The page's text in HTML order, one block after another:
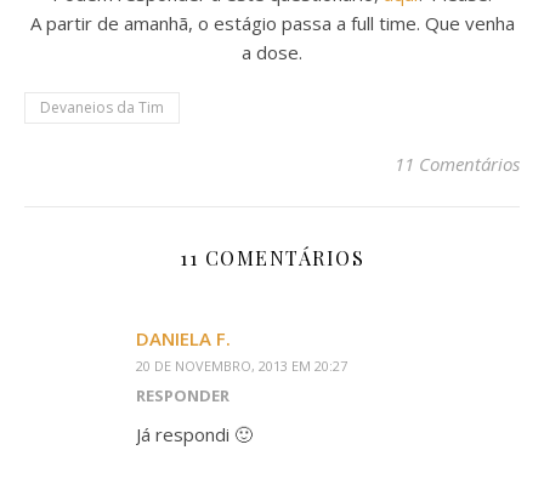
A partir de amanhã, o estágio passa a full time. Que venha
a dose.
Devaneios da Tim
11 Comentários
11 COMENTÁRIOS
DANIELA F.
20 DE NOVEMBRO, 2013 EM 20:27
RESPONDER
Já respondi 🙂